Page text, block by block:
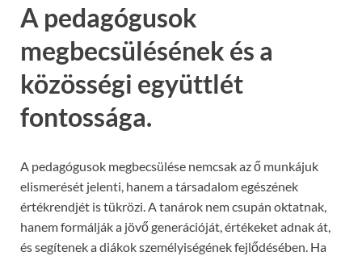
A pedagógusok
megbecsülésének és a
közösségi együttlét
fontossága.
A pedagógusok megbecsülése nemcsak az ő munkájuk
elismerését jelenti, hanem a társadalom egészének
értékrendjét is tükrözi. A tanárok nem csupán oktatnak,
hanem formálják a jövő generációját, értékeket adnak át,
és segítenek a diákok személyiségének fejlődésében. Ha